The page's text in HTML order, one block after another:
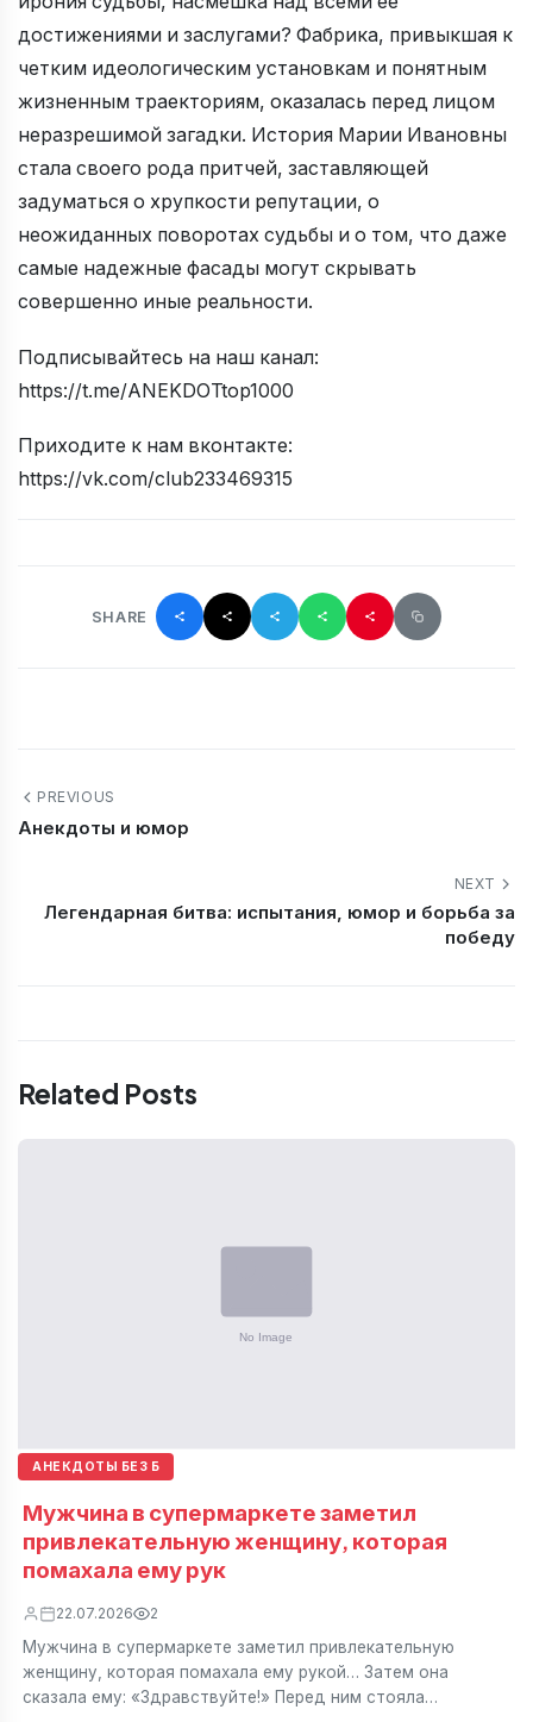
достижениями и заслугами? Фабрика, привыкшая к
четким идеологическим установкам и понятным
жизненным траекториям, оказалась перед лицом
неразрешимой загадки. История Марии Ивановны
стала своего рода притчей, заставляющей
задуматься о хрупкости репутации, о
неожиданных поворотах судьбы и о том, что даже
самые надежные фасады могут скрывать
совершенно иные реальности.
Подписывайтесь на наш канал:
https://t.me/ANEKDOTtop1000
Приходите к нам вконтакте:
https://vk.com/club233469315
SHARE
PREVIOUS
Анекдоты и юмор
NEXT
Легендарная битва: испытания, юмор и борьба за
победу
Related Posts
АНЕКДОТЫ БЕЗ Б
Мужчина в супермаркете заметил
привлекательную женщину, которая
помахала ему рук
22.07.2026 2
Мужчина в супермаркете заметил привлекательную
женщину, которая помахала ему рукой… Затем она
сказала ему: «Здравствуйте!» Перед ним стояла…